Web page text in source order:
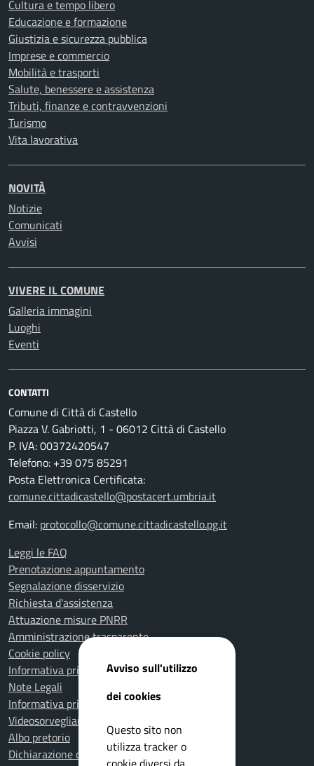
Cultura e tempo libero
Educazione e formazione
Giustizia e sicurezza pubblica
Imprese e commercio
Mobilità e trasporti
Salute, benessere e assistenza
Tributi, finanze e contravvenzioni
Turismo
Vita lavorativa
NOVITÀ
Notizie
Comunicati
Avvisi
VIVERE IL COMUNE
Galleria immagini
Luoghi
Eventi
CONTATTI
Comune di Città di Castello
Piazza V. Gabriotti, 1 - 06012 Città di Castello
P. IVA: 00372420547
Telefono: +39 075 85291
Posta Elettronica Certificata:
comune.cittadicastello@postacert.umbria.it
Email: protocollo@comune.cittadicastello.pg.it
Leggi le FAQ
Prenotazione appuntamento
Segnalazione disservizio
Richiesta d'assistenza
Attuazione misure PNRR
Amministrazione trasparente
Cookie policy
Informativa privacy
Note Legali
Informativa privacy Polizia Locale
Videosorveglianza e privacy
Albo pretorio
Dichiarazione di accessibilità
Avviso sull'utilizzo
dei cookies
Questo sito non
utilizza tracker o